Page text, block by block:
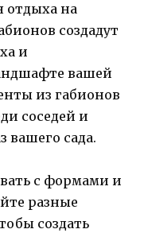
отдыха на
создадут
и
вашей
из габионов
соседей и
вашего сада.
с формами и
разные
создать